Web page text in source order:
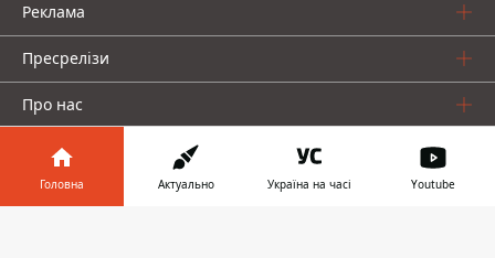
Реклама
Пресрелізи
Про нас
Головна Актуально Україна на часі Youtube